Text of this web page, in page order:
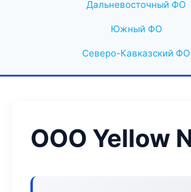
Дальневосточный ФО
Южный ФО
Северо-Кавказский ФО
ООО Yellow